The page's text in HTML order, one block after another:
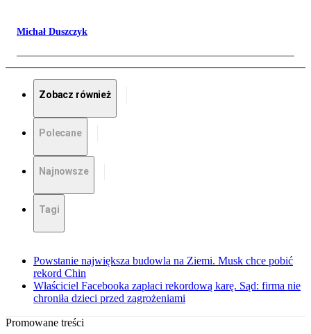
Michał Duszczyk
Zobacz również
Polecane
Najnowsze
Tagi
Powstanie największa budowla na Ziemi. Musk chce pobić
rekord Chin
Właściciel Facebooka zapłaci rekordową karę. Sąd: firma nie
chroniła dzieci przed zagrożeniami
Promowane treści